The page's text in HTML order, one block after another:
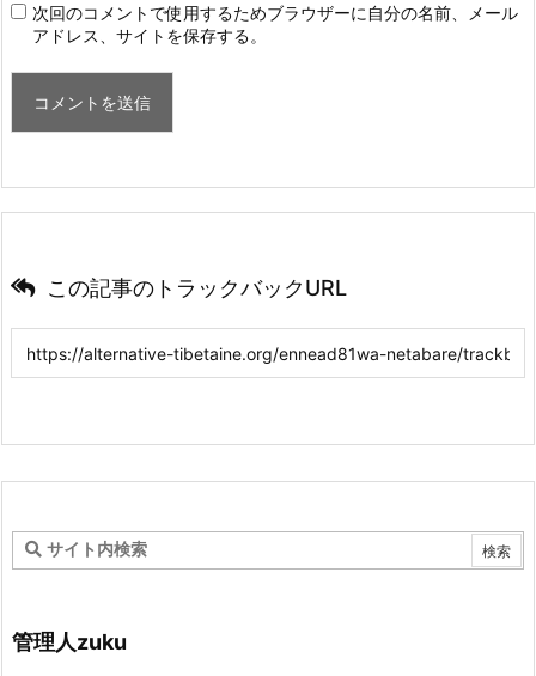
次回のコメントで使用するためブラウザーに自分の名前、メール
アドレス、サイトを保存する。
この記事のトラックバックURL
管理人zuku